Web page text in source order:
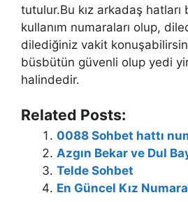
tutulur.Bu kız arkadaş
kullanım numaraları olup,
dilediğiniz vakit
büsbütün güvenli olup yedi
halindedir.
Related Posts:
0088 Sohbet hattı
Azgın Bekar ve Dul
Telde Sohbet
En Güncel Kız